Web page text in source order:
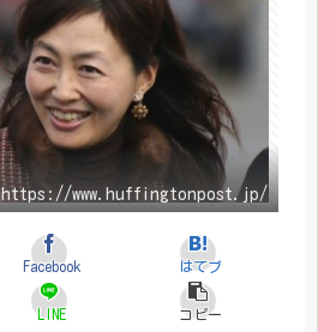
https://www.huffingtonpost.jp/
Facebook はてブ
LINE コピー